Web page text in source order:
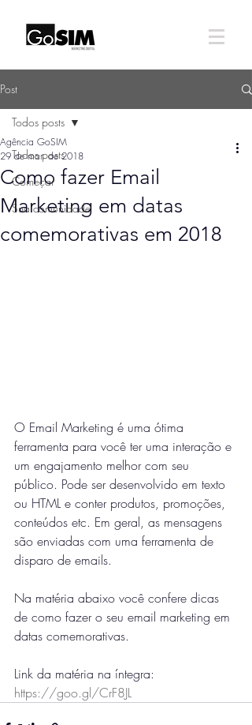
Post
Todos posts
Começar
Sua comunidade
Todos posts
Como fazer Email
Marketing em datas
comemorativas em 2018
Agência GoSIM
29 de mar. de 2018
O Email Marketing é uma ótima
ferramenta para você ter uma interação e
um engajamento melhor com seu
público. Pode ser desenvolvido em texto
ou HTML e conter produtos, promoções,
conteúdos etc. Em geral, as mensagens
são enviadas com uma ferramenta de
disparo de emails.
Na matéria abaixo você confere dicas
de como fazer o seu email marketing em
datas comemorativas.
Link da matéria na íntegra:
https://goo.gl/CrF8JL